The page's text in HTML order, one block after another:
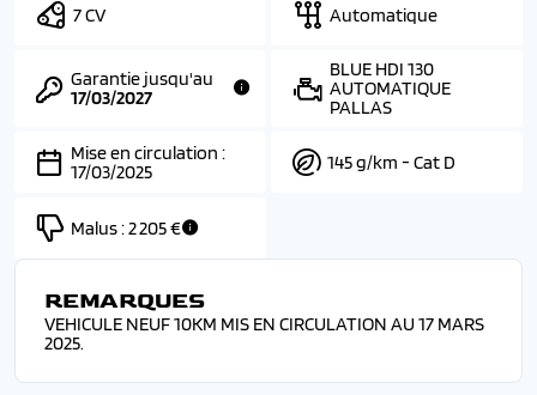
7 CV Automatique
Garantie jusqu'au
17/03/2027
BLUE HDI 130
AUTOMATIQUE
PALLAS
Mise en circulation :
17/03/2025
145 g/km - Cat D
Malus :2 205 €
REMARQUES
VEHICULE NEUF 10KM MIS EN CIRCULATION AU 17 MARS
2025.